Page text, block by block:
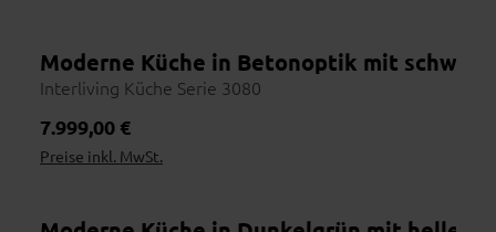
Moderne Küche in Betonoptik mit
Interliving Küche Serie 3080
Regulärer Preis:
7.999,00 €
Preise inkl. MwSt.